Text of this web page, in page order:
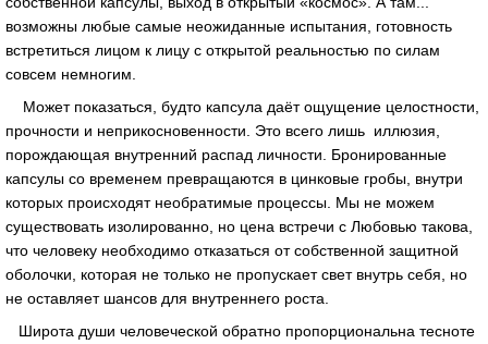
возможны любые самые неожиданные испытания, готовность
встретиться лицом к лицу с открытой реальностью по силам
совсем немногим.
Может показаться, будто капсула даёт ощущение целостности,
прочности и неприкосновенности. Это всего лишь иллюзия,
порождающая внутренний распад личности. Бронированные
капсулы со временем превращаются в цинковые гробы, внутри
которых происходят необратимые процессы. Мы не можем
существовать изолированно, но цена встречи с Любовью такова,
что человеку необходимо отказаться от собственной защитной
оболочки, которая не только не пропускает свет внутрь себя, но
не оставляет шансов для внутреннего роста.
Широта души человеческой обратно пропорциональна тесноте